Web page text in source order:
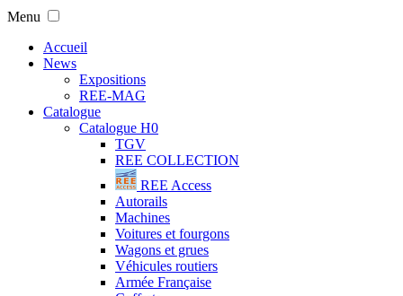
Menu
Accueil
News
Expositions
REE-MAG
Catalogue
Catalogue H0
TGV
REE COLLECTION
REE Access
Autorails
Machines
Voitures et fourgons
Wagons et grues
Véhicules routiers
Armée Française